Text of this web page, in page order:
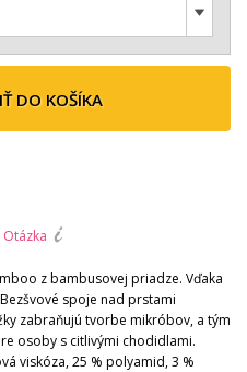
DO KOŠÍKA
Otázka
z bambusovej priadze. Vďaka
spoje nad prstami
zabraňujú tvorbe mikróbov, a tým
osoby s citlivými chodidlami.
viskóza, 25 % polyamid, 3 %